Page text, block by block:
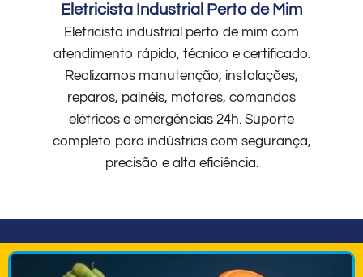
Eletricista Industrial Perto de Mim
Eletricista industrial perto de mim com
atendimento rápido, técnico e certificado.
Realizamos manutenção, instalações,
reparos, painéis, motores, comandos
elétricos e emergências 24h. Suporte
completo para indústrias com segurança,
precisão e alta eficiência.